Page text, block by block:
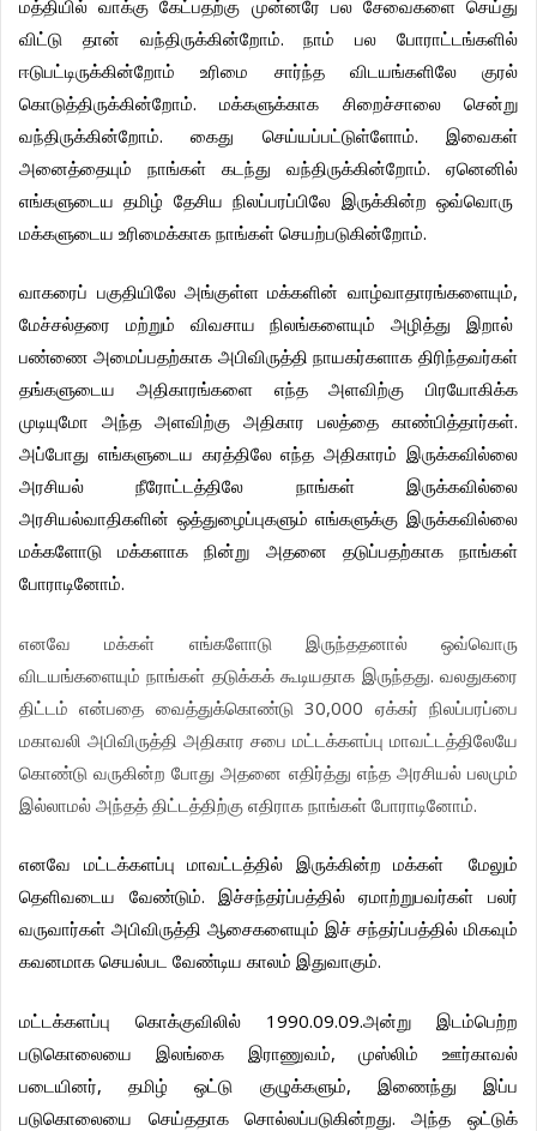
மத்தியில் வாக்கு கேட்பதற்கு முன்னரே பல சேவைகளை செய்து
விட்டு
தான் வந்திருக்கின்றோம்.நாம் பல
போராட்டங்களில்
ஈடுபட்டிருக்கின்றோம்
உரிமை சார்ந்த விடயங்களிலே
குரல்
கொடுத்திருக்கின்றோம்.மக்களுக்காக சிறைச்சாலை
சென்று
வந்திருக்கின்றோம்.கைது செய்யப்பட்டுள்ளோம். இவைகள்
அனைத்தையும்
நாங்கள் கடந்து வந்திருக்கின்றோம். ஏனெனில்
எங்களுடைய தமிழ் தேசிய நிலப்பரப்பிலே இருக்கின்ற ஒவ்வொரு
மக்களுடைய உரிமைக்காக நாங்கள் செயற்படுகின்றோம்.
வாகரைப் பகுதியிலே அங்குள்ள மக்களின் வாழ்வாதாரங்களையும்,
மேச்சல்தரை
மற்றும் விவசாய நிலங்களையும் அழித்து
இறால்
பண்ணை அமைப்பதற்காக அபிவிருத்தி நாயகர்களாக திரிந்தவர்கள்
தங்களுடைய
அதிகாரங்களை எந்த அளவிற்கு
பிரயோகிக்க
முடியுமோ
அந்த அளவிற்கு அதிகார பலத்தை காண்பித்தார்கள்.
அப்போது எங்களுடைய கரத்திலே எந்த அதிகாரம் இருக்கவில்லை
அரசியல்
நீரோட்டத்திலே நாங்கள்
இருக்கவில்லை
அரசியல்வாதிகளின் ஒத்துழைப்புகளும் எங்களுக்கு இருக்கவில்லை
மக்களோடு
மக்களாக நின்று அதனை தடுப்பதற்காக
நாங்கள்
போராடினோம்.
எனவே மக்கள் எங்களோடு இருந்ததனால்
ஒவ்வொரு
விடயங்களையும் நாங்கள் தடுக்கக் கூடியதாக இருந்தது. வலதுகரை
திட்டம் என்பதை வைத்துக்கொண்டு 30,000 ஏக்கர் நிலப்பரப்பை
மகாவலி அபிவிருத்தி அதிகார சபை மட்டக்களப்பு மாவட்டத்திலேயே
கொண்டு வருகின்ற போது அதனை எதிர்த்து எந்த அரசியல் பலமும்
இல்லாமல் அந்தத் திட்டத்திற்கு எதிராக நாங்கள் போராடினோம்.
எனவே மட்டக்களப்பு மாவட்டத்தில் இருக்கின்ற மக்கள்
மேலும்
தெளிவடைய
வேண்டும். இச்சந்தர்ப்பத்தில் ஏமாற்றுபவர்கள் பலர்
வருவார்கள் அபிவிருத்தி ஆசைகளையும் இச் சந்தர்ப்பத்தில் மிகவும்
கவனமாக செயல்பட வேண்டிய காலம் இதுவாகும்.
மட்டக்களப்பு கொக்குவிலில் 1990.09.09.அன்று
இடம்பெற்ற
படுகொலையை
இலங்கை இராணுவம்,முஸ்லிம்
ஊர்காவல்
படையினர்,தமிழ் ஒட்டு குழுக்களும், இணைந்து
இப்ப
படுகொலையை
செய்ததாக சொல்லப்படுகின்றது.அந்த
ஒட்டுக்